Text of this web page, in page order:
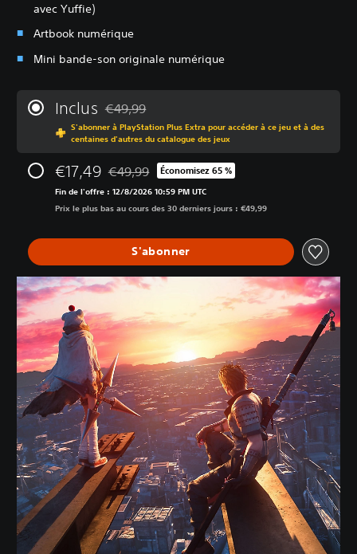
avec Yuffie)
Artbook numérique
Mini bande-son originale numérique
Inclus Remise par rapport au prix d'origine de €49,99
€49,99
S'abonner à PlayStation Plus Extra pour accéder à ce jeu et à des
centaines d'autres du catalogue des jeux
€17,49 Remise par rapport au prix d'origine de €49,99
€49,99 Économisez 65 %
Fin de l'offre : 12/8/2026 10:59 PM UTC
Prix le plus bas au cours des 30 derniers jours : €49,99
S'abonner